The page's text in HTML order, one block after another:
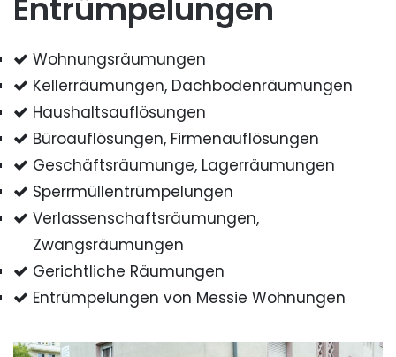
Entrümpelungen
Wohnungsräumungen
Kellerräumungen, Dachbodenräumungen
Haushaltsauflösungen
Büroauflösungen, Firmenauflösungen
Geschäftsräumunge, Lagerräumungen
Sperrmüllentrümpelungen
Verlassenschaftsräumungen,
Zwangsräumungen
Gerichtliche Räumungen
Entrümpelungen von Messie Wohnungen